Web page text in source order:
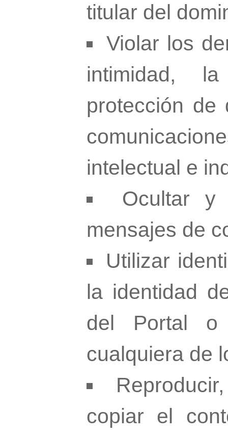
titular del
Violar los
intimidad,
protección de
intelectual e
Ocultar
mensajes de
Utilizar
la identidad
del Portal
cualquiera de
copiar el